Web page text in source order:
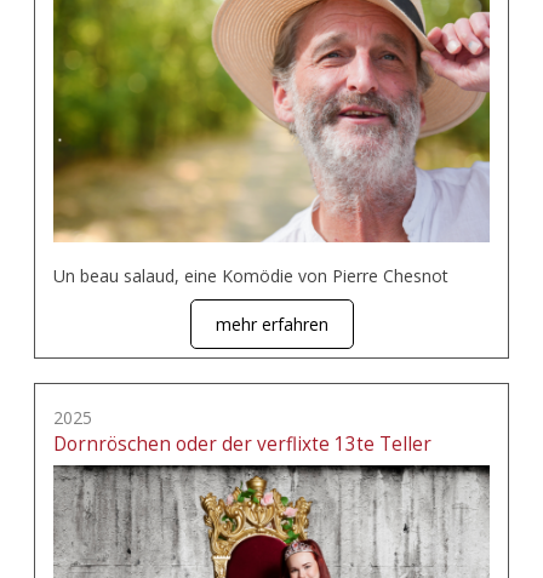
Un beau salaud, eine Komödie von Pierre Chesnot
mehr erfahren
2025
Dornröschen oder der verflixte 13te Teller